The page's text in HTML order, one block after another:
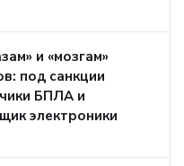
и «мозгам»
под санкции
БПЛА и
электроники